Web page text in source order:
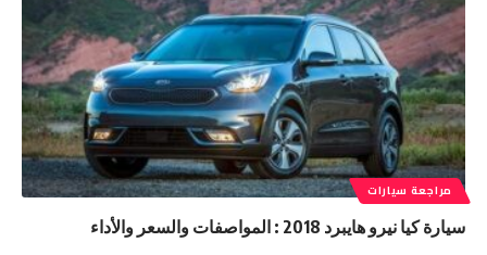
مراجعة سيارات
سيارة كيا نيرو هايبرد 2018 : المواصفات والسعر والأداء